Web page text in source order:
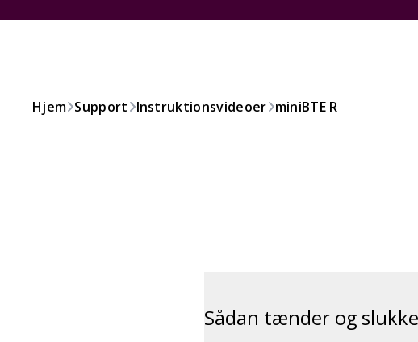
Hjem Support Instruktionsvideoer miniBTE R
Sådan tænder og